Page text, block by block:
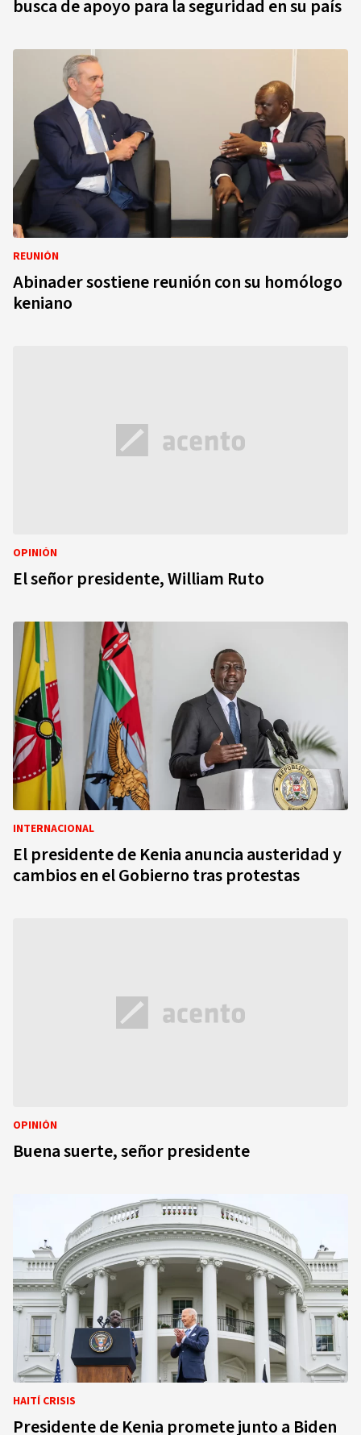
busca de apoyo para la seguridad en su país
REUNIÓN
Abinader sostiene reunión con su homólogo
keniano
OPINIÓN
El señor presidente, William Ruto
INTERNACIONAL
El presidente de Kenia anuncia austeridad y
cambios en el Gobierno tras protestas
OPINIÓN
Buena suerte, señor presidente
HAITÍ CRISIS
Presidente de Kenia promete junto a Biden